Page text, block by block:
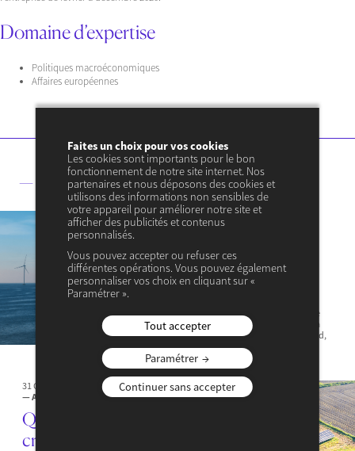
Domaine d’expertise
Politiques macroéconomiques
Affaires européennes
— Ses articles
19 NOVEMBRE 2025
— ACTUALITÉ— ENVIRONNEMENT & ÉNERGIE
Faire de la transition
énergétique la chance de
l’Europe
L’Union européenne vient d’adopter in extremis une
nouvelle trajectoire de décarbonation, revoyant à la
baisse son ambition climatique. Pour Claire Waysand,
celle-ci ne doit pas occulter le fait…
31 OCTOBRE 2022
— ACTUALITÉ
— ENVIRONNEMENT & ÉNERGIE
Quel enseignements de la
crise énergétique
Faites un choix pour vos cookies
Les cookies sont importants pour le bon
fonctionnement de notre site internet. Nos
partenaires et nous déposons des cookies et
utilisons des informations non sensibles de
votre appareil pour améliorer notre site et
afficher des publicités et contenus
personnalisés.
Vous pouvez accepter ou refuser ces
différentes opérations. Vous pouvez également
personnaliser vos choix en cliquant sur «
Paramétrer ».
Tout accepter
Paramétrer
Continuer sans accepter